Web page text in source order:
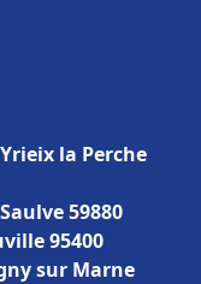
la Perche
59880
95400
sur Marne